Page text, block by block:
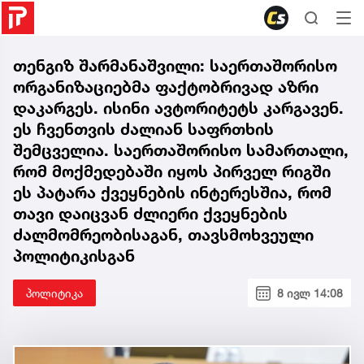
თენგიზ შარმანაშვილი: საერთაშორისო
ორგანიზაციებმა ფაქტობრივად აზრი
დაკარგეს. ისინი ავტორიტეტს კარგავენ.
ეს ჩვენთვის ძალიან საფრთხის
შემცველია. საერთაშორისო სამართალი,
რომ მოქმედებაში იყოს პირველ რიგში
ეს პატარა ქვეყნების ინტერესშია, რომ
თავი დაიცვან ძლიერი ქვეყნების
ძალმომრეობისაგან, თავსმოხვეული
პოლიტიკისგან
პოლიტიკა 8 ივლ 14:08